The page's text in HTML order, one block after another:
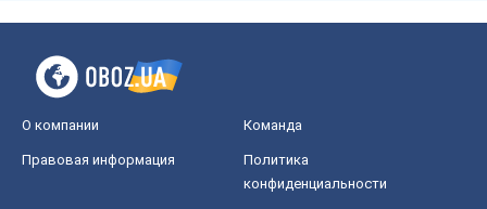
О компании Команда
Правовая информация
Политика
конфиденциальности